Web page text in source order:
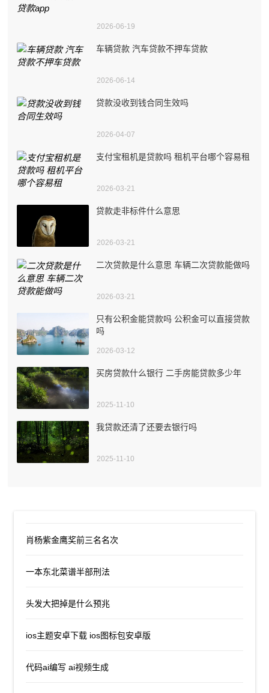
2026-06-19
车辆贷款 汽车贷款不押车贷款
2026-06-14
贷款没收到钱合同生效吗
2026-04-07
支付宝租机是贷款吗 租机平台哪个容易租
2026-03-21
贷款走非标件什么意思
2026-03-21
二次贷款是什么意思 车辆二次贷款能做吗
2026-03-21
只有公积金能贷款吗 公积金可以直接贷款
吗
2026-03-12
买房贷款什么银行 二手房能贷款多少年
2025-11-10
我贷款还清了还要去银行吗
2025-11-10
肖杨紫金鹰奖前三名名次
一本东北菜谱半部刑法
头发大把掉是什么预兆
ios主题安卓下载 ios图标包安卓版
代码ai编写 ai视频生成